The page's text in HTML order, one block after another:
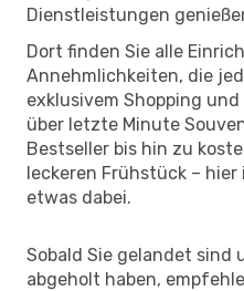
Dienstleistungen
Dort finden Sie alle
Annehmlichkeiten, die
exklusivem Shopping
über letzte Minute
Bestseller bis hin zu
leckeren Frühstück –
etwas dabei.
Sobald Sie gelandet sind
abgeholt haben,